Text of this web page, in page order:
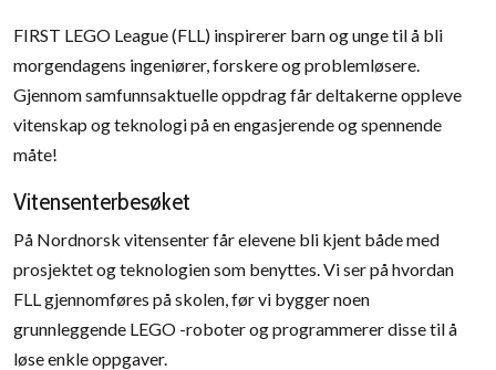
FIRST LEGO League (FLL) inspirerer barn og unge til å bli
morgendagens ingeniører, forskere og problemløsere.
Gjennom samfunnsaktuelle oppdrag får deltakerne oppleve
vitenskap og teknologi på en engasjerende og spennende
måte!
Vitensenterbesøket
På Nordnorsk vitensenter får elevene bli kjent både med
prosjektet og teknologien som benyttes. Vi ser på hvordan
FLL gjennomføres på skolen, før vi bygger noen
grunnleggende LEGO -roboter og programmerer disse til å
løse enkle oppgaver.